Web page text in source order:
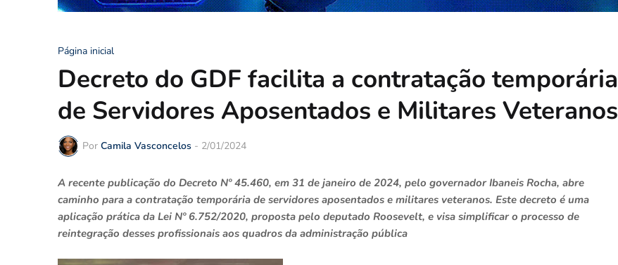
Página inicial
Decreto do GDF facilita a contratação temporária
de Servidores Aposentados e Militares Veteranos
Por Camila Vasconcelos - 2/01/2024
A recente publicação do Decreto Nº 45.460, em 31 de janeiro de 2024, pelo governador Ibaneis Rocha, abre
caminho para a contratação temporária de servidores aposentados e militares veteranos. Este decreto é uma
aplicação prática da Lei Nº 6.752/2020, proposta pelo deputado Roosevelt, e visa simplificar o processo de
reintegração desses profissionais aos quadros da administração pública